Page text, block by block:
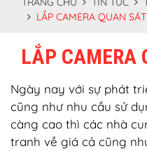
LẮP CAMERA QUAN
LẮP CAMERA
Ngày nay với sự phát
cũng như nhu cầu sử
càng cao thì các nhà
tranh về giá cả cũng